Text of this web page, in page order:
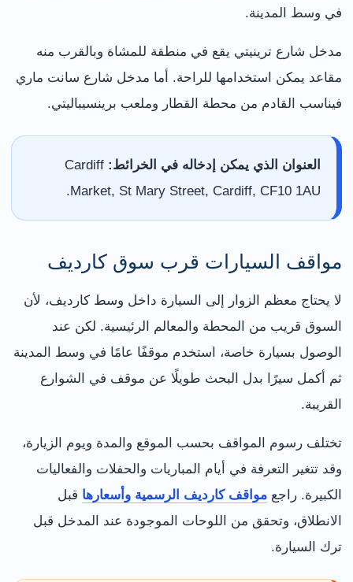
في وسط المدينة.
مدخل شارع ترينيتي يقع في منطقة للمشاة وبالقرب منه
مقاعد يمكن استخدامها للراحة. أما مدخل شارع سانت ماري
فيناسب القادم من محطة القطار وملعب برينسيباليتي.
العنوان الذي يمكن إدخاله في الخرائط: Cardiff
Market, St Mary Street, Cardiff, CF10 1AU.
مواقف السيارات قرب سوق كارديف
لا يحتاج معظم الزوار إلى السيارة داخل وسط كارديف، لأن
السوق قريب من المحطة والمعالم الرئيسية. لكن عند
الوصول بسيارة خاصة، استخدم موقفًا عامًا في وسط المدينة
ثم أكمل سيرًا بدل البحث طويلًا عن موقف في الشوارع
القريبة.
تختلف رسوم المواقف بحسب الموقع والمدة ويوم الزيارة،
وقد تتغير التعرفة في أيام المباريات والحفلات والفعاليات
الكبيرة. راجع مواقف كارديف الرسمية وأسعارها قبل
الانطلاق، وتحقق من اللوحات الموجودة عند المدخل قبل
ترك السيارة.